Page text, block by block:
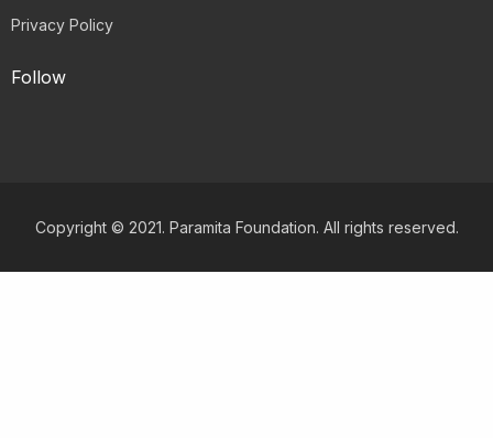
Privacy Policy
Follow
Copyright © 2021. Paramita Foundation. All rights reserved.